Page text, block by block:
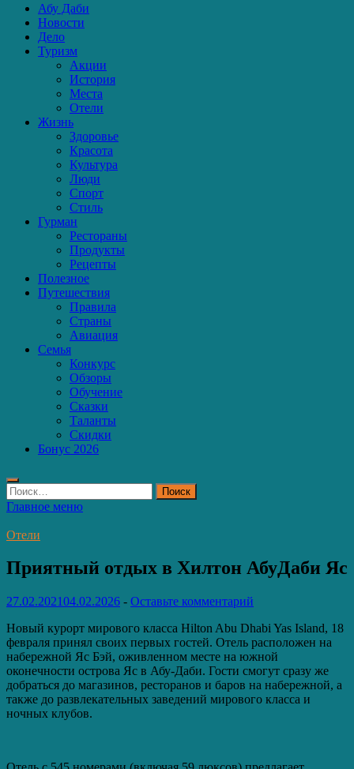
Абу Даби
Новости
Дело
Туризм
Акции
История
Места
Отели
Жизнь
Здоровье
Красота
Культура
Люди
Спорт
Стиль
Гурман
Рестораны
Продукты
Рецепты
Полезное
Путешествия
Правила
Страны
Авиация
Семья
Конкурс
Обзоры
Обучение
Сказки
Таланты
Скидки
Бонус 2026
Найти:
Главное меню
Отели
Приятный отдых в Хилтон АбуДаби Яс
27.02.202104.02.2026 - Оставьте комментарий
Новый курорт мирового класса Hilton Abu Dhabi Yas Island, 18
февраля принял своих первых гостей. Отель расположен на
набережной Яс Бэй, оживленном месте на южной
оконечности острова Яс в Абу-Даби. Гости смогут сразу же
добраться до магазинов, ресторанов и баров на набережной, а
также до развлекательных заведений мирового класса и
ночных клубов.